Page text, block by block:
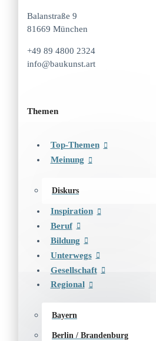
Balanstraße 9
81669 München
+49 89 4800 2324
info@baukunst.art
Themen
Top-Themen
Meinung
Diskurs
Inspiration
Beruf
Bildung
Unterwegs
Gesellschaft
Regional
Bayern
Berlin / Brandenburg